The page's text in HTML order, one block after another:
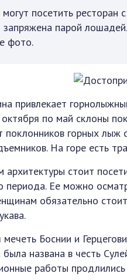
посетить ресторан
запряжена парой
фото.
привлекает
октября по май склоны
поклонников горных лыж
На горе есть
стоит
периода. Ее можно
обязательно
Боснии и
была названа в честь
работы